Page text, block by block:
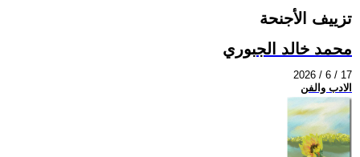
تزييف الأجنحة
محمد خالد الجبوري
2026 / 6 / 17
الادب والفن